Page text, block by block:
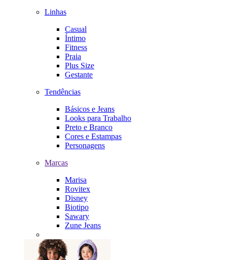
Linhas
Casual
Íntimo
Fitness
Praia
Plus Size
Gestante
Tendências
Básicos e Jeans
Looks para Trabalho
Preto e Branco
Cores e Estampas
Personagens
Marcas
Marisa
Rovitex
Disney
Biotipo
Sawary
Zune Jeans